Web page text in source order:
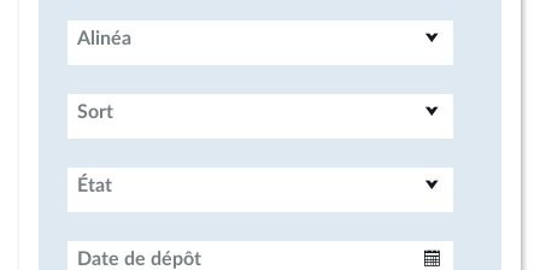
Alinéa
Sort
État
Date de dépôt